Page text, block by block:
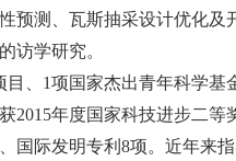
预测、瓦斯抽采设计优化
访学研究。
、 1项国家杰出青年科学基
2015年度国家科技进步二等
国际发明专利 8项。近年来